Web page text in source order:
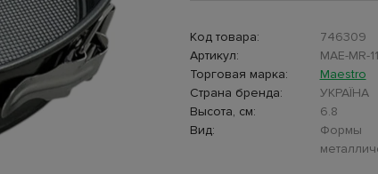
Код товара:
746309
Артикул:
MAE-MR-
Торговая марка:
Maestro
Страна бренда:
УКРАЇНА
Высота, см:
6.8
Вид:
Формы